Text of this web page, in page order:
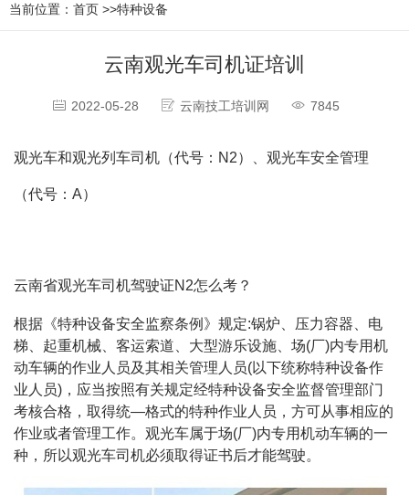
当前位置： 首页 >>特种设备
云南观光车司机证培训
2022-05-28 云南技工培训网 7845
观光车和观光列车司机（代号：N2）、观光车安全管理
（代号：A）
云南省观光车司机驾驶证N2怎么考？
根据《特种设备安全监察条例》规定:锅炉、压力容器、电
梯、起重机械、客运索道、大型游乐设施、场(厂)内专用机
动车辆的作业人员及其相关管理人员(以下统称特种设备作
业人员)，应当按照有关规定经特种设备安全监督管理部门
考核合格，取得统—格式的特种作业人员，方可从事相应的
作业或者管理工作。观光车属于场(厂)内专用机动车辆的一
种，所以观光车司机必须取得证书后才能驾驶。